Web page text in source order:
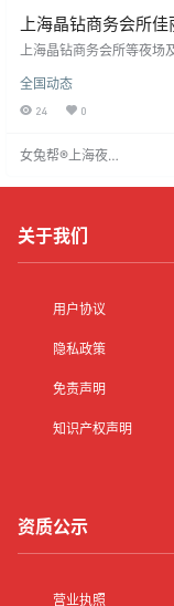
上海晶钻商务会所佳
待遇好报销机票
上海晶钻商务会所等夜场
形象气质与服务能力，提
全职选择，待遇优厚，含
象佳，沟通能力强，有经
供完善保障。求职者应了
力，在娱乐行业实现价值。
全国动态
24 0
女兔帮®上海夜场
关于我们
用户协议
隐私政策
免责声明
知识产权声明
资质公示
营业执照